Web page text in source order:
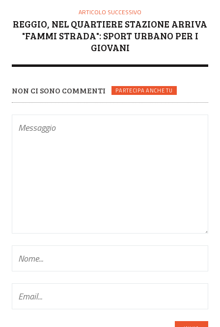
ARTICOLO SUCCESSIVO
REGGIO, NEL QUARTIERE STAZIONE ARRIVA
"FAMMI STRADA": SPORT URBANO PER I
GIOVANI
NON CI SONO COMMENTI PARTECIPA ANCHE TU